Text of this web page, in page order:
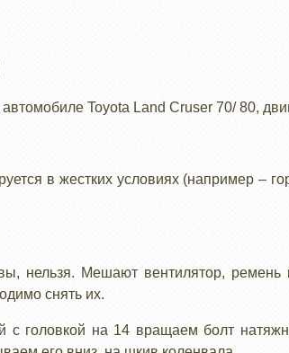
Toyota Land Cruser 70/ 80,
в жестких условиях (например –
нельзя. Мешают вентилятор, ремень
снять их.
головкой на 14 вращаем болт